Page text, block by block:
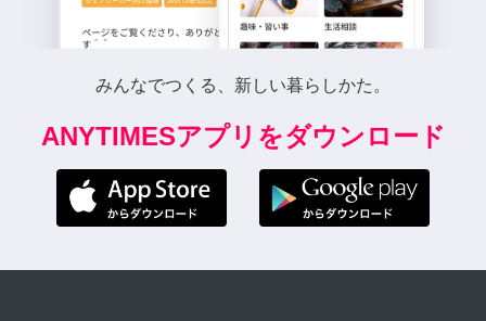
みんなでつくる、新しい暮らしかた。
ANYTIMESアプリをダウンロード